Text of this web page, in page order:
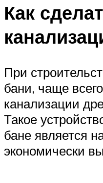
Как
При
бани, чаще
канализации
Такое
бане является
экономически